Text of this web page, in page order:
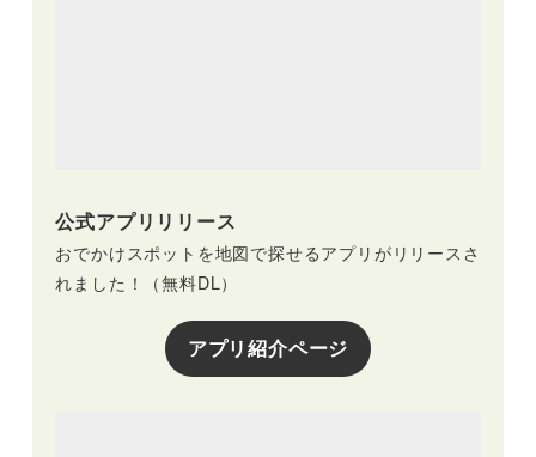
公式アプリリリース
おでかけスポットを地図で探せるアプリがリリースさ
れました！（無料DL）
アプリ紹介ページ